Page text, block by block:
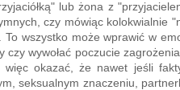
lub żona z
czy mówiąc kolokwialnie
To wszystko może wprawić w
czy wywołać poczucie
więc okazać, że nawet jeśli
seksualnym znaczeniu,